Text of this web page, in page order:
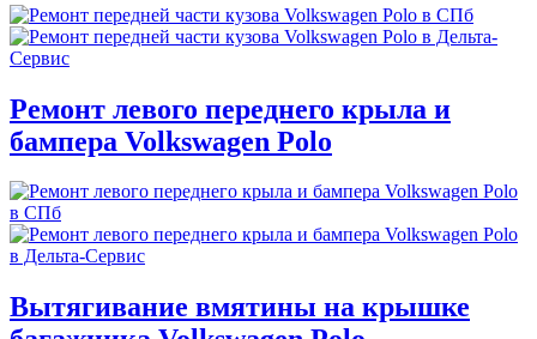
Ремонт левого переднего крыла и
бампера Volkswagen Polo
Вытягивание вмятины на крышке